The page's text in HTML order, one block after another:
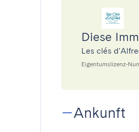
Diese
Les clés
Eigentumslizenz-
Ankunft